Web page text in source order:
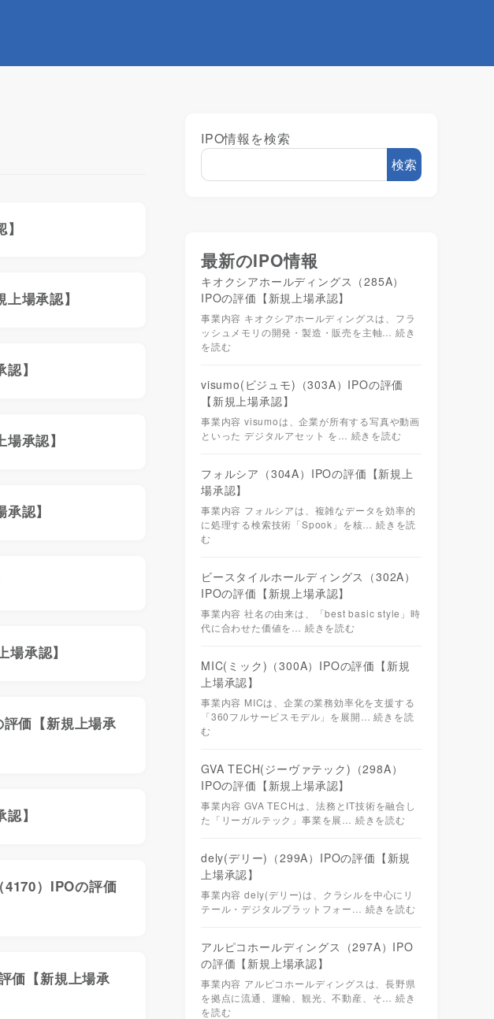
場承認】
】
承認】
認】
承認】
価【新規上場承
】
）IPOの評価
価【新規上場承
IPO情報を検索
検索
最新のIPO情報
キオクシアホールディングス（285A）
IPOの評価【新規上場承認】
事業内容 キオクシアホールディングスは、フラ
ッシュメモリの開発・製造・販売を主軸…続き
を読む
visumo(ビジュモ)（303A）IPOの評価
【新規上場承認】
事業内容 visumoは、企業が所有する写真や動画
といった デジタルアセット を… 続きを読む
フォルシア（304A）IPOの評価【新規上
場承認】
事業内容 フォルシアは、複雑なデータを効率的
に処理する検索技術「Spook」を核…続きを読
む
ビースタイルホールディングス（302A）
IPOの評価【新規上場承認】
事業内容 社名の由来は、「best basic style」時
代に合わせた価値を… 続きを読む
MIC(ミック)（300A）IPOの評価【新規
上場承認】
事業内容 MICは、企業の業務効率化を支援する
「360フルサービスモデル」を展開…続きを読
む
GVA TECH(ジーヴァテック)（298A）
IPOの評価【新規上場承認】
事業内容 GVA TECHは、法務とIT技術を融合し
た「リーガルテック」事業を展… 続きを読む
dely(デリー)（299A）IPOの評価【新規
上場承認】
事業内容 dely(デリー)は、クラシルを中心にリ
テール・デジタルプラットフォー… 続きを読む
アルピコホールディングス（297A）IPO
の評価【新規上場承認】
事業内容 アルピコホールディングスは、長野県
を拠点に流通、運輸、観光、不動産、そ…続き
を読む